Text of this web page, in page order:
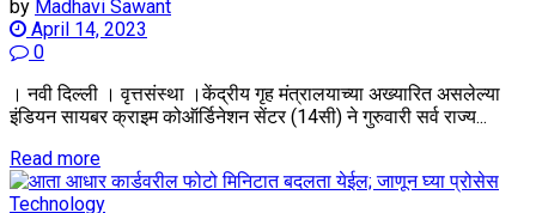
by Madhavi Sawant
April 14, 2023
0
। नवी दिल्ली । वृत्तसंस्था ।केंद्रीय गृह मंत्रालयाच्या अख्यारित असलेल्या
इंडियन सायबर क्राइम कोऑर्डिनेशन सेंटर (14सी) ने गुरुवारी सर्व राज्य...
Read moreDetails
Technology